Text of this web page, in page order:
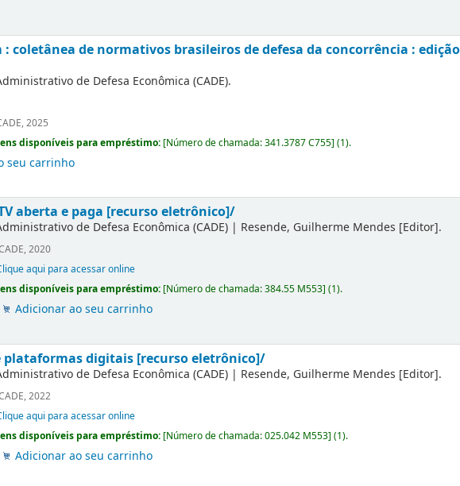
: coletânea de normativos brasileiros de defesa da concorrência : edição
de Defesa Econômica (CADE).
2025
disponíveis para empréstimo: [Número de chamada:341.3787 C755](1).
seu carrinho
aberta e paga [recurso eletrônico]/
de Defesa Econômica (CADE) | Resende, Guilherme Mendes [Editor].
2020
aqui para acessar online
disponíveis para empréstimo: [Número de chamada:384.55 M553](1).
Adicionar ao seu carrinho
plataformas digitais [recurso eletrônico]/
de Defesa Econômica (CADE) | Resende, Guilherme Mendes [Editor].
2022
aqui para acessar online
disponíveis para empréstimo: [Número de chamada:025.042 M553](1).
Adicionar ao seu carrinho